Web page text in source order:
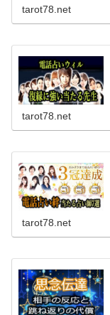
tarot78.net
tarot78.net
tarot78.net